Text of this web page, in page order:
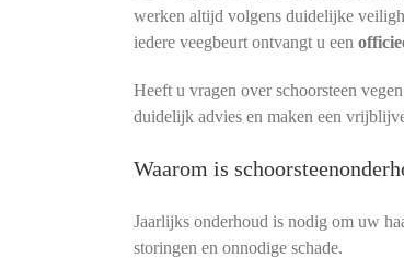
werken altijd volgens duidelijke
iedere veegbeurt ontvangt u een
Heeft u vragen over schoorsteen
duidelijk advies en maken een
Waarom is
Jaarlijks onderhoud is nodig om uw
storingen en onnodige schade.